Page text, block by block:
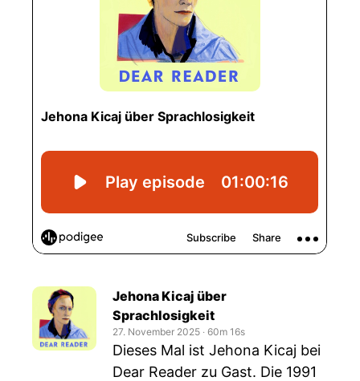
Jehona Kicaj über
Sprachlosigkeit
27. November 2025 ‧ 60m 16s
Dieses Mal ist Jehona Kicaj bei
Dear Reader zu Gast. Die 1991